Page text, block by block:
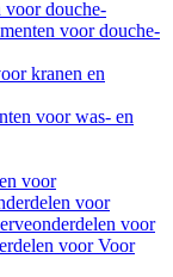
voor douche-
voor douche-
kranen en
voor was- en
voor
voor
voor
voor Voor